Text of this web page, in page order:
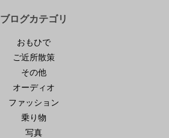
ブログカテゴリ
おもひで
ご近所散策
その他
オーディオ
ファッション
乗り物
写真